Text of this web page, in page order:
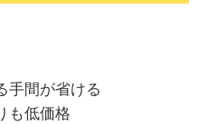
手間が省ける
も低価格